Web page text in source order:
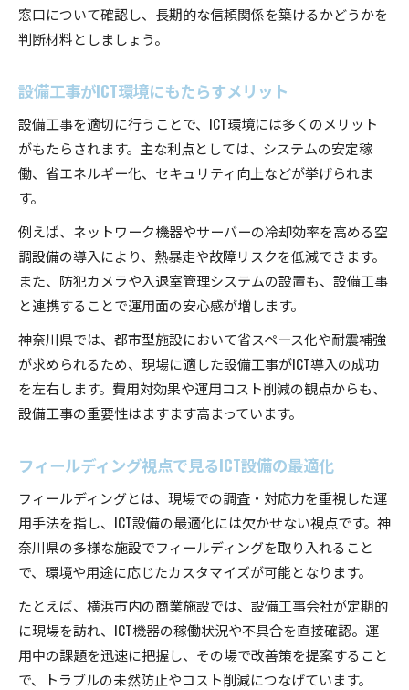
窓口について確認し、長期的な信頼関係を築けるかどうかを
判断材料としましょう。
設備工事がICT環境にもたらすメリット
設備工事を適切に行うことで、ICT環境には多くのメリット
がもたらされます。主な利点としては、システムの安定稼
働、省エネルギー化、セキュリティ向上などが挙げられま
す。
例えば、ネットワーク機器やサーバーの冷却効率を高める空
調設備の導入により、熱暴走や故障リスクを低減できます。
また、防犯カメラや入退室管理システムの設置も、設備工事
と連携することで運用面の安心感が増します。
神奈川県では、都市型施設において省スペース化や耐震補強
が求められるため、現場に適した設備工事がICT導入の成功
を左右します。費用対効果や運用コスト削減の観点からも、
設備工事の重要性はますます高まっています。
フィールディング視点で見るICT設備の最適化
フィールディングとは、現場での調査・対応力を重視した運
用手法を指し、ICT設備の最適化には欠かせない視点です。神
奈川県の多様な施設でフィールディングを取り入れること
で、環境や用途に応じたカスタマイズが可能となります。
たとえば、横浜市内の商業施設では、設備工事会社が定期的
に現場を訪れ、ICT機器の稼働状況や不具合を直接確認。運
用中の課題を迅速に把握し、その場で改善策を提案すること
で、トラブルの未然防止やコスト削減につなげています。